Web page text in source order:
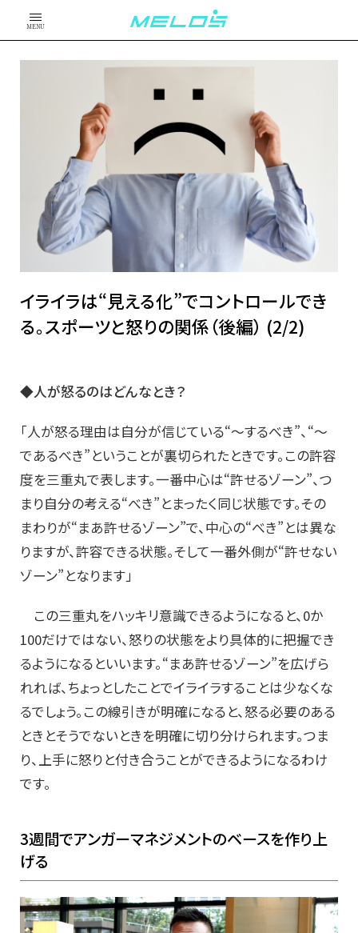
MENU
イライラは“見える化”でコントロールでき
る。スポーツと怒りの関係（後編） (2/2)
◆人が怒るのはどんなとき？
「人が怒る理由は自分が信じている“～するべき”、“～
であるべき”ということが裏切られたときです。この許容
度を三重丸で表します。一番中心は“許せるゾーン”、つ
まり自分の考える“べき”とまったく同じ状態です。その
まわりが“まあ許せるゾーン”で、中心の“べき”とは異な
りますが、許容できる状態。そして一番外側が“許せない
ゾーン”となります」
この三重丸をハッキリ意識できるようになると、0か
100だけではない、怒りの状態をより具体的に把握でき
るようになるといいます。“まあ許せるゾーン”を広げら
れれば、ちょっとしたことでイライラすることは少なくな
るでしょう。この線引きが明確になると、怒る必要のある
ときとそうでないときを明確に切り分けられます。つま
り、上手に怒りと付き合うことができるようになるわけ
です。
3週間でアンガーマネジメントのベースを作り上
げる